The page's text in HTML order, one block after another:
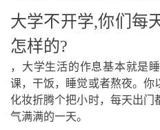
大学不开学,你们每
怎样的?
，大学生活的作息基本就是
课，干饭，睡觉或者熬夜。你
化妆折腾个把小时，每天出
气满满的一天。